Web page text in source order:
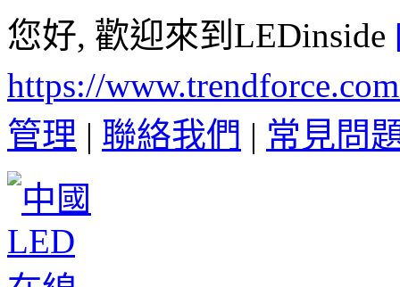
您好, 歡迎來到LEDinside
https://
管理 | 聯絡我們 | 常見問